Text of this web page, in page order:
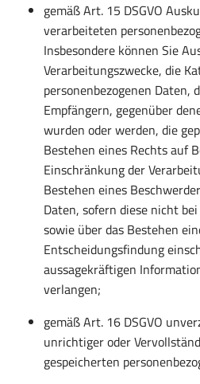
gemäß Art. 15 DSGVO
verarbeiteten
Insbesondere können Sie
Verarbeitungszwecke, die
personenbezogenen Daten,
Empfängern, gegenüber
wurden oder werden, die
Bestehen eines Rechts auf
Einschränkung der
Bestehen eines
Daten, sofern diese nicht
sowie über das Bestehen
Entscheidungsfindung
aussagekräftigen
verlangen;
gemäß Art. 16 DSGVO
unrichtiger oder
gespeicherten